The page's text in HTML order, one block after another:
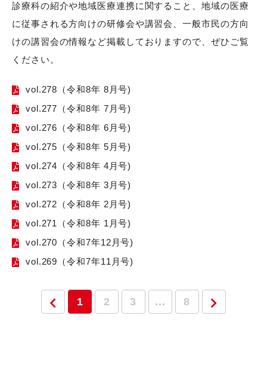
診療科の紹介や地域医療連携に関すること、地域の医療
に従事される方向けの研修会や講習会、一般市民の方向
けの講習会の情報など掲載しておりますので、ぜひご覧
ください。
vol.278（令和8年 8月号)
vol.277（令和8年 7月号)
vol.276（令和8年 6月号)
vol.275（令和8年 5月号)
vol.274（令和8年 4月号)
vol.273（令和8年 3月号)
vol.272（令和8年 2月号)
vol.271（令和8年 1月号)
vol.270（令和7年12月号)
vol.269（令和7年11月号)
1 2 3 ... 8